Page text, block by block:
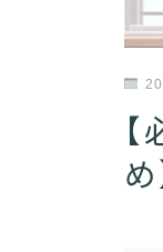
め